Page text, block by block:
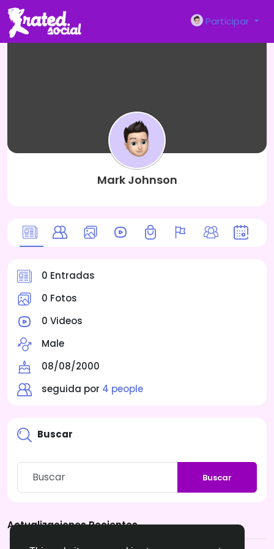
Participar
Mark Johnson
0 Entradas
0 Fotos
0 Videos
Male
08/08/2000
seguida por 4 people
Buscar
Buscar
Actualizaciones Recientes